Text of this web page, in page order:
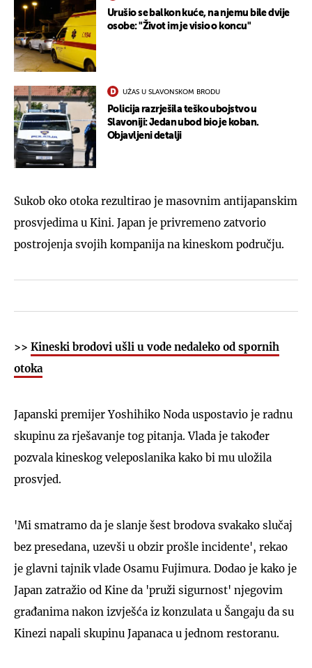
Urušio se balkon kuće, na njemu bile dvije
osobe: "Život im je visio o koncu"
UŽAS U SLAVONSKOM BRODU
Policija razrješila teško ubojstvo u
Slavoniji: Jedan ubod bio je koban.
Objavljeni detalji
Sukob oko otoka rezultirao je masovnim antijapanskim
prosvjedima u Kini. Japan je privremeno zatvorio
postrojenja svojih kompanija na kineskom području.
>> Kineski brodovi ušli u vode nedaleko od spornih
otoka
Japanski premijer Yoshihiko Noda uspostavio je radnu
skupinu za rješavanje tog pitanja. Vlada je također
pozvala kineskog veleposlanika kako bi mu uložila
prosvjed.
'Mi smatramo da je slanje šest brodova svakako slučaj
bez presedana, uzevši u obzir prošle incidente', rekao
je glavni tajnik vlade Osamu Fujimura. Dodao je kako je
Japan zatražio od Kine da 'pruži sigurnost' njegovim
građanima nakon izvješća iz konzulata u Šangaju da su
Kinezi napali skupinu Japanaca u jednom restoranu.